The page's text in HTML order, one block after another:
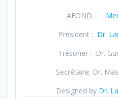
AFOND.
Président : Dr.
Trésorier : Dr.
Secrétaire: Dr.
Designed by Dr.